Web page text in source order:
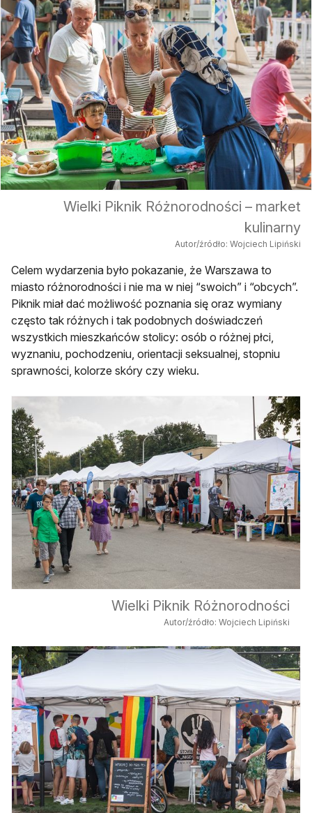
Wielki Piknik Różnorodności – market
kulinarny
Autor/źródło: Wojciech Lipiński
Celem wydarzenia było pokazanie, że Warszawa to
miasto różnorodności i nie ma w niej “swoich” i “obcych”.
Piknik miał dać możliwość poznania się oraz wymiany
często tak różnych i tak podobnych doświadczeń
wszystkich mieszkańców stolicy: osób o różnej płci,
wyznaniu, pochodzeniu, orientacji seksualnej, stopniu
sprawności, kolorze skóry czy wieku.
Wielki Piknik Różnorodności
Autor/źródło: Wojciech Lipiński